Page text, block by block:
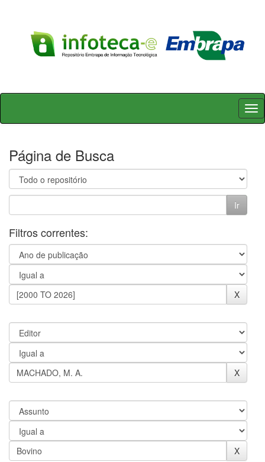
Skip
Página de Busca
Filtros correntes: